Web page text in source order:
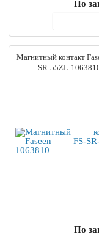
По
Магнитный контакт
SR-55ZL-
По